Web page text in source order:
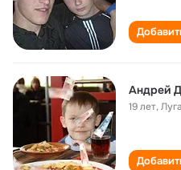
Андрей
19 лет,